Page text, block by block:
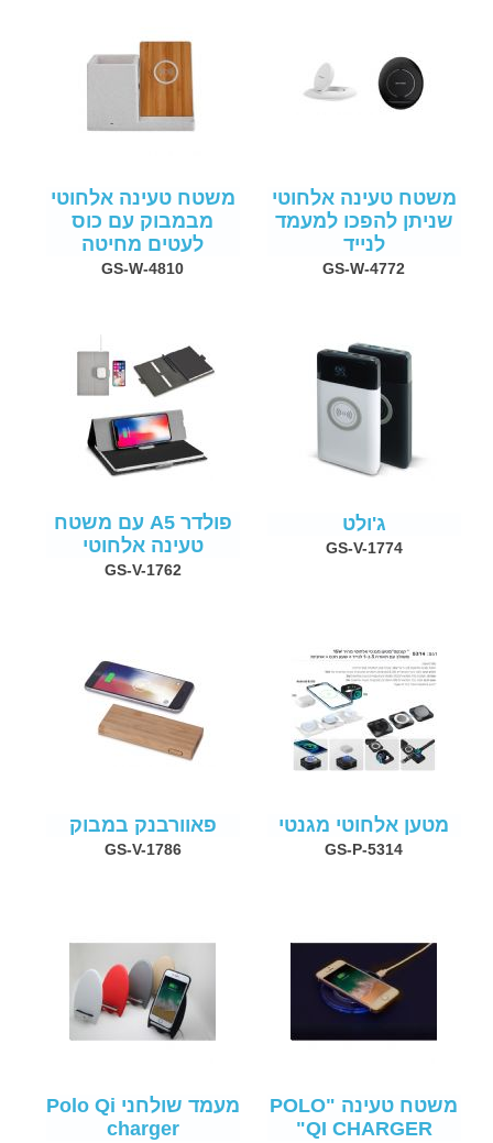
משטח טעינה אלחוטי
שניתן להפכו למעמד
לנייד
GS-W-4772
משטח טעינה אלחוטי
מבמבוק עם כוס
לעטים מחיטה
GS-W-4810
ג'ולט
GS-V-1774
פולדר A5 עם משטח
טעינה אלחוטי
GS-V-1762
מטען אלחוטי מגנטי
GS-P-5314
פאוורבנק במבוק
GS-V-1786
משטח טעינה "POLO
QI CHARGER"
מעמד שולחני Polo Qi
charger